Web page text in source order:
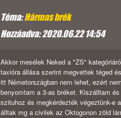
Téma:Hármas brék
Hozzáadva: 2020.06.22 14:54
Akkor mesélek Neked a "ZS"
taxióra állása szerint megvettek téged
itt Németországban nem lehet, ezért
benyomtam a 3-as bréket. Kiszálltam
szituhoz és megkérdezték végeztünk-e
álltak mg a civilek az Oktogonon zöld